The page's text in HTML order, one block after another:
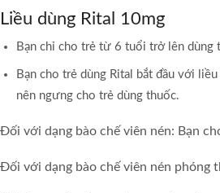
Liều dùng Rital 10mg
Bạn chỉ cho trẻ từ 6 tuổi trở lên dùng
Bạn cho trẻ dùng Rital bắt đầu với
nên ngưng cho trẻ dùng thuốc.
Đối với dạng bào chế viên nén: Bạn
Đối với dạng bào chế viên nén phóng